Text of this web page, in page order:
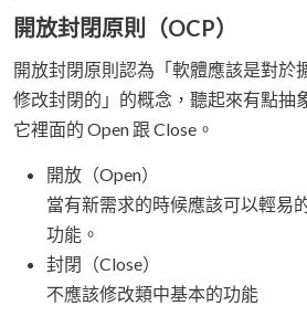
開放封閉原則（OCP）
開放封閉原則認為「軟體應該是對於
修改封閉的」的概念，聽起來有點抽
它裡面的 Open 跟 Close。
開放（Open）
當有新需求的時候應該可以輕易
功能。
封閉（Close）
不應該修改類中基本的功能